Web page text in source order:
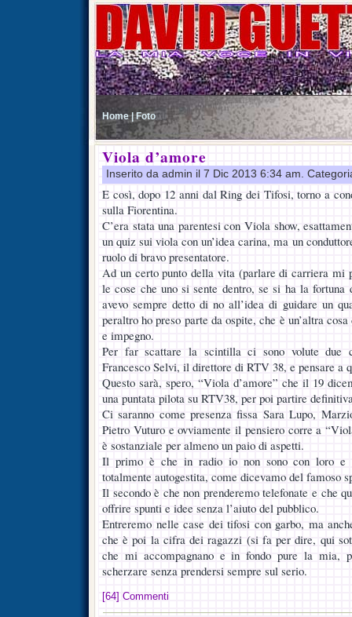
Home | Foto
Viola d’amore
Inserito da admin il 7 Dic 2013 6:34 am.
E così, dopo 12 anni dal Ring dei Tifosi, torno a
sulla Fiorentina.
C’era stata una parentesi con Viola show,
un quiz sui viola con un’idea carina, ma un
ruolo di bravo presentatore.
Ad un certo punto della vita (parlare di carriera mi
le cose che uno si sente dentro, se si ha la fortuna
avevo sempre detto di no all’idea di guidare un
peraltro ho preso parte da ospite, che è un’altra
e impegno.
Per far scattare la scintilla ci sono volute due
Francesco Selvi, il direttore di RTV 38, e pensare a
Questo sarà, spero, “Viola d’amore” che il 19
una puntata pilota su RTV38, per poi partire
Ci saranno come presenza fissa Sara Lupo,
Pietro Vuturo e ovviamente il pensiero corre a
è sostanziale per almeno un paio di aspetti.
Il primo è che in radio io non sono con loro e
totalmente autogestita, come dicevamo del famoso
Il secondo è che non prenderemo telefonate e che
offrire spunti e idee senza l’aiuto del pubblico.
Entreremo nelle case dei tifosi con garbo, ma
che è poi la cifra dei ragazzi (si fa per dire, qui
che mi accompagnano e in fondo pure la mia,
scherzare senza prendersi sempre sul serio.
[64] Commenti